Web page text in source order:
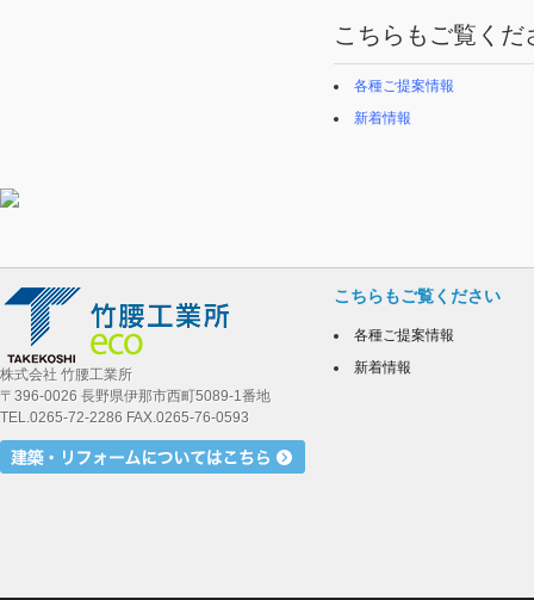
こちらもご覧くだ
各種ご提案情報
新着情報
株式会社 竹腰工業所
〒396-0026 長野県伊那市西町5089-1番地
TEL.0265-72-2286 FAX.0265-76-0593
こちらもご覧ください
各種ご提案情報
新着情報